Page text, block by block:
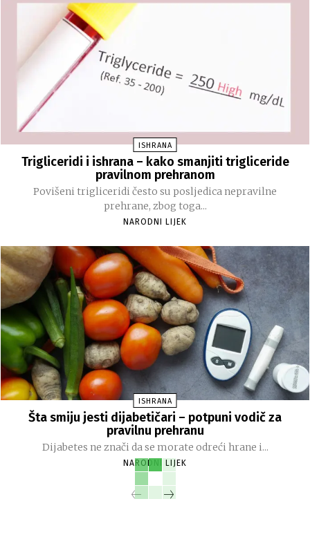
ISHRANA
Trigliceridi i ishrana – kako smanjiti trigliceride
pravilnom prehranom
Povišeni trigliceridi često su posljedica nepravilne
prehrane, zbog toga...
NARODNI LIJEK
ISHRANA
Šta smiju jesti dijabetičari – potpuni vodič za
pravilnu prehranu
Dijabetes ne znači da se morate odreći hrane i...
NARODNI LIJEK